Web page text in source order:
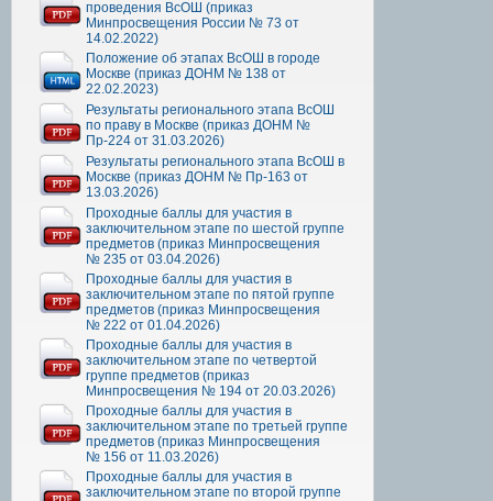
проведения ВсОШ (приказ
Минпросвещения России № 73 от
14.02.2022)
Положение об этапах ВсОШ в городе
Москве (приказ ДОНМ № 138 от
22.02.2023)
Результаты регионального этапа ВсОШ
по праву в Москве (приказ ДОНМ №
Пр-224 от 31.03.2026)
Результаты регионального этапа ВсОШ в
Москве (приказ ДОНМ № Пр-163 от
13.03.2026)
Проходные баллы для участия в
заключительном этапе по шестой группе
предметов (приказ Минпросвещения
№ 235 от 03.04.2026)
Проходные баллы для участия в
заключительном этапе по пятой группе
предметов (приказ Минпросвещения
№ 222 от 01.04.2026)
Проходные баллы для участия в
заключительном этапе по четвертой
группе предметов (приказ
Минпросвещения № 194 от 20.03.2026)
Проходные баллы для участия в
заключительном этапе по третьей группе
предметов (приказ Минпросвещения
№ 156 от 11.03.2026)
Проходные баллы для участия в
заключительном этапе по второй группе